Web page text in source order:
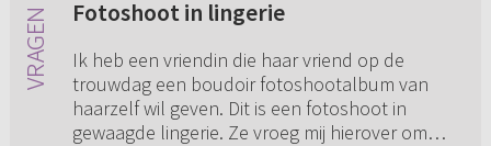
Fotoshoot in lingerie
Ik heb een vriendin die haar vriend op de
trouwdag een boudoir fotoshootalbum van
haarzelf wil geven. Dit is een fotoshoot in
gewaagde lingerie. Ze vroeg mij hierover om